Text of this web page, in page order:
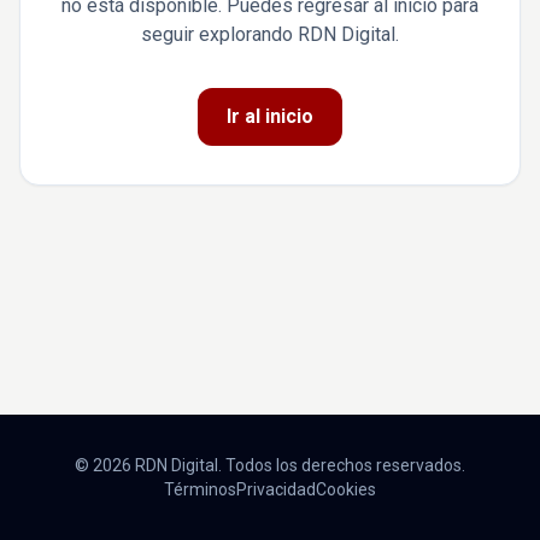
no está disponible. Puedes regresar al inicio para
seguir explorando RDN Digital.
Ir al inicio
© 2026 RDN Digital. Todos los derechos reservados.
TérminosPrivacidadCookies